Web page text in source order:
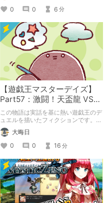
0
0 6 分
【遊戯王マスターデイズ】
Part57：激闘！天盃龍 VS
千年D【架空デュエル】
この物語は実話を基に熱い遊戯王のデ
ュエルを描いたフィクションです。
（自分用メモ：2025-05-14）
大晦日
0
0 16 分